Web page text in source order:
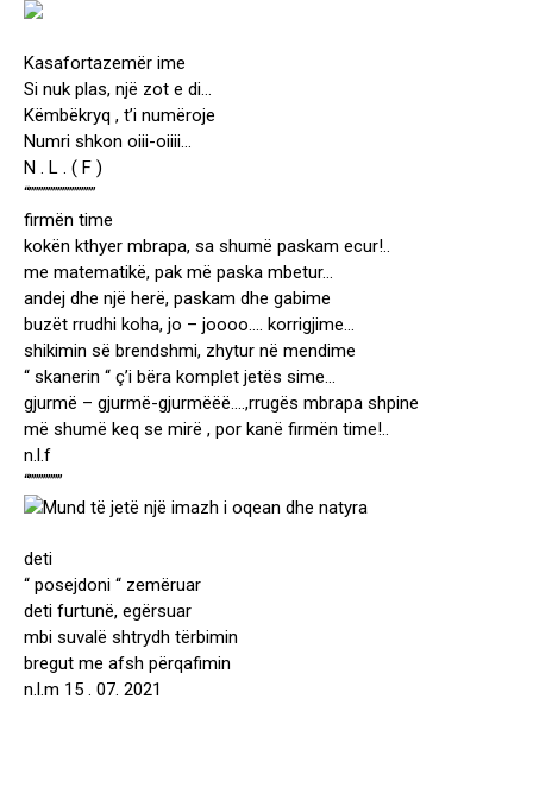
Kasafortazemër ime
Si nuk plas, një zot e di…
Këmbëkryq , t’i numëroje
Numri shkon oiii-oiiii…
N . L . ( F )
“””””””””””””””
firmën time
kokën kthyer mbrapa, sa shumë paskam ecur!..
me matematikë, pak më paska mbetur…
andej dhe një herë, paskam dhe gabime
buzët rrudhi koha, jo – joooo…. korrigjime…
shikimin së brendshmi, zhytur në mendime
“ skanerin “ ç’i bëra komplet jetës sime…
gjurmë – gjurmë-gjurmëëë….,rrugës mbrapa shpine
më shumë keq se mirë , por kanë firmën time!..
n.l.f
“”””””””
deti
“ posejdoni “ zemëruar
deti furtunë, egërsuar
mbi suvalë shtrydh tërbimin
bregut me afsh përqafimin
n.l.m 15 . 07. 2021